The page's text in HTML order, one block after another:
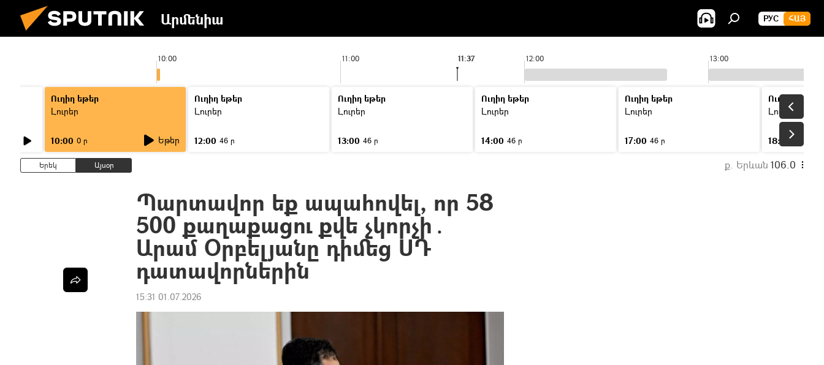
Արմենիա РУС ՀԱՅ
10:00 11:00 12:00 13:00
11:37
Ուղիղ եթեր
Լուրեր
10:00 0 ր Եթեր
Ուղիղ եթեր
Լուրեր
12:00 46 ր
Ուղիղ եթեր
Լուրեր
13:00 46 ր
Ուղիղ եթեր
Լուրեր
14:00 46 ր
Ուղիղ եթեր
Լուրեր
17:00 46 ր
Ուղիղ եթեր
Լուրեր
18:00
Երեկ Այսօր ք. Երևան 106.0
Պարտավոր եք ապահովել, որ 58
500 քաղաքացու քվե չկորչի․
Արամ Օրբելյանը դիմեց ՍԴ
դատավորներին
15:31 01.07.2026